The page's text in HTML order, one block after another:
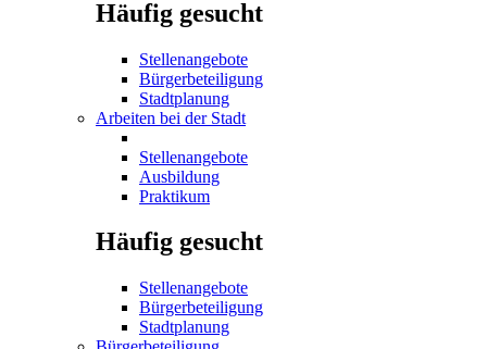
Häufig gesucht
Stellenangebote
Bürgerbeteiligung
Stadtplanung
Arbeiten bei der Stadt
Stellenangebote
Ausbildung
Praktikum
Häufig gesucht
Stellenangebote
Bürgerbeteiligung
Stadtplanung